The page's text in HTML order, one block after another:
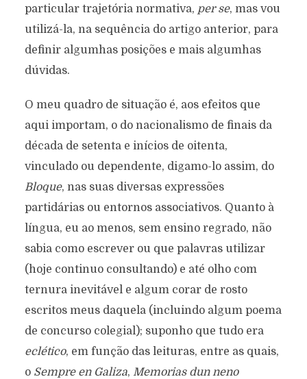
particular trajetória normativa, per se, mas vou
utilizá-la, na sequência do artigo anterior, para
definir algumhas posições e mais algumhas
dúvidas.
O meu quadro de situação é, aos efeitos que
aqui importam, o do nacionalismo de finais da
década de setenta e inícios de oitenta,
vinculado ou dependente, digamo-lo assim, do
Bloque, nas suas diversas expressões
partidárias ou entornos associativos. Quanto à
língua, eu ao menos, sem ensino regrado, não
sabia como escrever ou que palavras utilizar
(hoje continuo consultando) e até olho com
ternura inevitável e algum corar de rosto
escritos meus daquela (incluindo algum poema
de concurso colegial); suponho que tudo era
eclético, em função das leituras, entre as quais,
o Sempre en Galiza, Memorias dun neno